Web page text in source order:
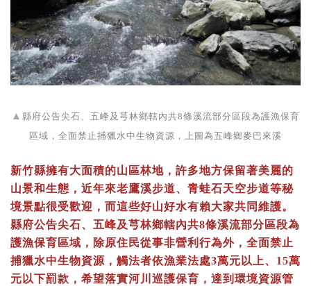
▲ 縣府公告尖石、五峰及芎林鄉轄內共8條溪流部分區段為護漁保育
區域，全面禁止捕獵水中生物資源，上圖為五峰鄉麥巴來溪
新竹縣擁有大面積的山區林地，許多地方保留著美麗的
山景和生態，近年來老鷹溪步道、青蛙石天空步道等秘
境景點很受歡迎，而這些好山好水有賴大家共同維護。
縣府公告尖石、五峰及芎林鄉轄內共8條溪流部分區段為
護漁保育區域，除原住民從事非營利行為外，全面禁止
捕獵水中生物資源，觸法者依漁業法處3萬元以上、15萬
元以下罰款，希望落實河川巡護保育，達到環境資源管